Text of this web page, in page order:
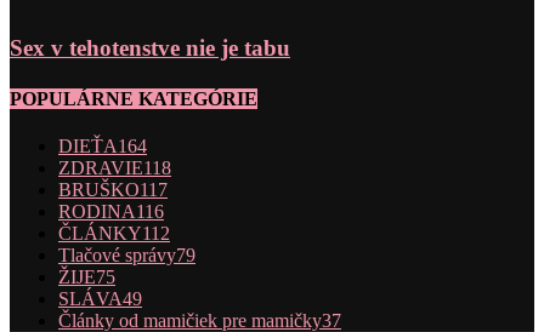
Sex v tehotenstve nie je tabu
POPULÁRNE KATEGÓRIE
DIEŤA164
ZDRAVIE118
BRUŠKO117
RODINA116
ČLÁNKY112
Tlačové správy79
ŽIJE75
SLÁVA49
Články od mamičiek pre mamičky37